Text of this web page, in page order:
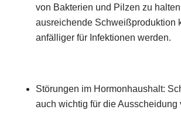
von Bakterien und Pilzen zu
ausreichende Schweißproduktion
anfälliger für Infektionen werden.
Störungen im Hormonhaushalt:
auch wichtig für die Ausscheidung